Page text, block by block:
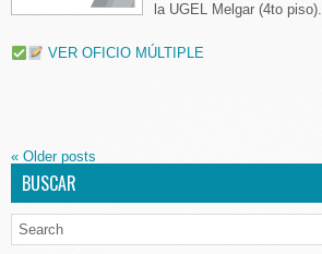
la UGEL Melgar (4to piso).
VER OFICIO MÚLTIPLE
« Older posts
BUSCAR